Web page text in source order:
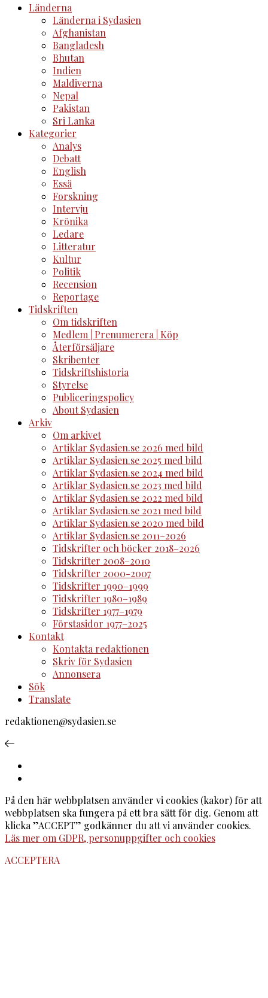
Länderna
Länderna i Sydasien
Afghanistan
Bangladesh
Bhutan
Indien
Maldiverna
Nepal
Pakistan
Sri Lanka
Kategorier
Analys
Debatt
English
Essä
Forskning
Intervju
Krönika
Ledare
Litteratur
Kultur
Politik
Recension
Reportage
Tidskriften
Om tidskriften
Medlem | Prenumerera | Köp
Återförsäljare
Skribenter
Tidskriftshistoria
Styrelse
Publiceringspolicy
About Sydasien
Arkiv
Om arkivet
Artiklar Sydasien.se 2026 med bild
Artiklar Sydasien.se 2025 med bild
Artiklar Sydasien.se 2024 med bild
Artiklar Sydasien.se 2023 med bild
Artiklar Sydasien.se 2022 med bild
Artiklar Sydasien.se 2021 med bild
Artiklar Sydasien.se 2020 med bild
Artiklar Sydasien.se 2011–2026
Tidskrifter och böcker 2018–2026
Tidskrifter 2008–2010
Tidskrifter 2000-2007
Tidskrifter 1990–1999
Tidskrifter 1980–1989
Tidskrifter 1977–1979
Förstasidor 1977–2025
Kontakt
Kontakta redaktionen
Skriv för Sydasien
Annonsera
Sök
Translate
redaktionen@sydasien.se
På den här webbplatsen använder vi cookies (kakor) för att
webbplatsen ska fungera på ett bra sätt för dig. Genom att
klicka ”ACCEPT” godkänner du att vi använder cookies.
Läs mer om GDPR, personuppgifter och cookies
ACCEPTERA